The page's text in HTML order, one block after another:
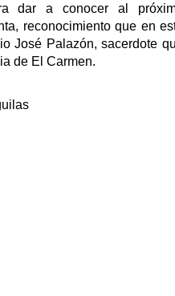
dar a conocer al
reconocimiento que en
José Palazón, sacerdote
de El Carmen.